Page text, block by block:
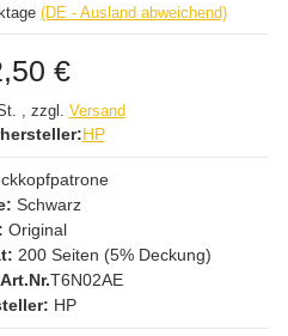
(DE - Ausland abweichend)
€
, zzgl. Versand
HP
Schwarz
Original
200 Seiten (5% Deckung)
T6N02AE
HP